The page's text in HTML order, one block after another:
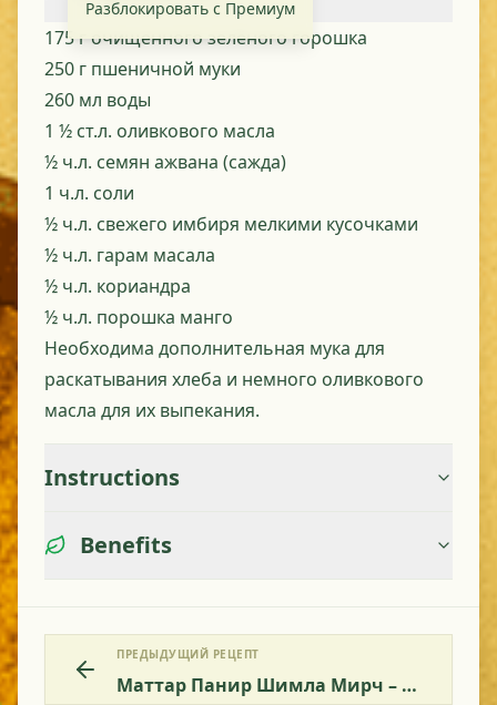
Разблокировать с Премиум
175 г очищенного зелёного горошка
250 г пшеничной муки
260 мл воды
1 ½ ст.л. оливкового масла
½ ч.л. семян ажвана (сажда)
1 ч.л. соли
½ ч.л. свежего имбиря мелкими кусочками
½ ч.л. гарам масала
½ ч.л. кориандра
½ ч.л. порошка манго
Необходима дополнительная мука для
раскатывания хлеба и немного оливкового
масла для их выпекания.
Instructions
Benefits
ПРЕДЫДУЩИЙ РЕЦЕПТ
Маттар Панир Шимла Мирч – Индийский Сыр С Болгарским Перцем И Зелёным Горошком